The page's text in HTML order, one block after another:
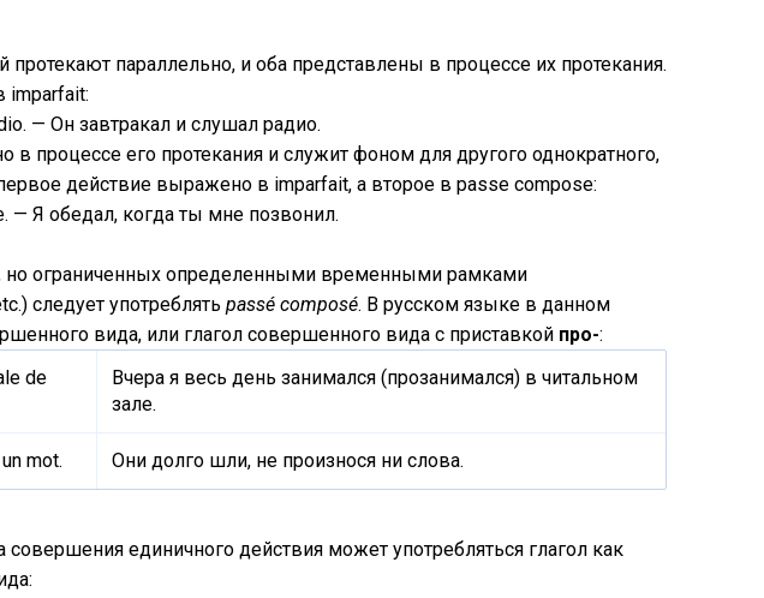
параллельно, и оба представлены в процессе их протекания.
imparfait:
— Он завтракал и слушал радио.
процессе его протекания и служит фоном для другого однократного,
действие выражено в imparfait, а второе в passe compose:
— Я обедал, когда ты мне позвонил.
но ограниченных определенными временными рамками
следует употреблять passé composé. В русском языке в данном
вида, или глагол совершенного вида с приставкой про-:
de
Вчера я весь день занимался (прозанимался) в читальном
зале.
mot. Они долго шли, не произнося ни слова.
совершения единичного действия может употребляться глагол как